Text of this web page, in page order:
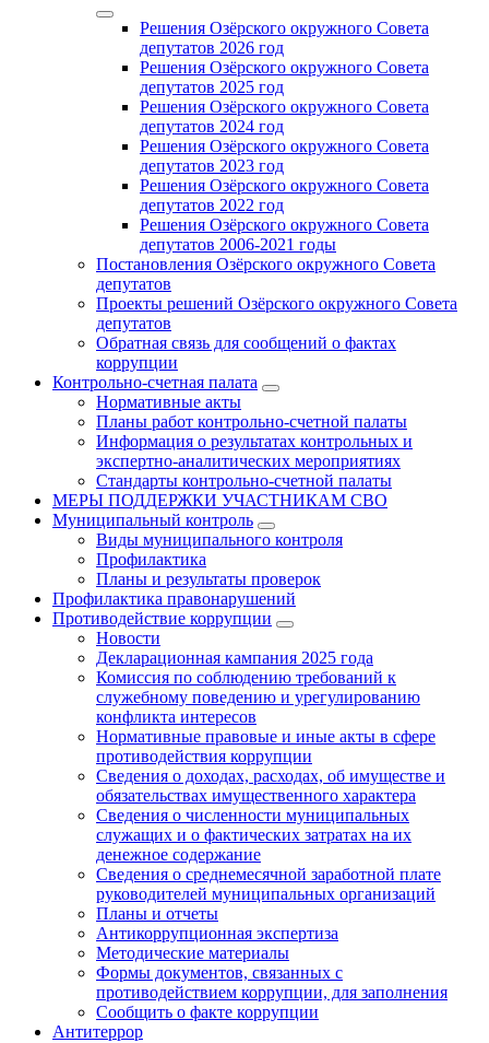
Решения Озёрского окружного Совета
депутатов 2026 год
Решения Озёрского окружного Совета
депутатов 2025 год
Решения Озёрского окружного Совета
депутатов 2024 год
Решения Озёрского окружного Совета
депутатов 2023 год
Решения Озёрского окружного Совета
депутатов 2022 год
Решения Озёрского окружного Совета
депутатов 2006-2021 годы
Постановления Озёрского окружного Совета
депутатов
Проекты решений Озёрского окружного Совета
депутатов
Обратная связь для сообщений о фактах
коррупции
Контрольно-счетная палата
Нормативные акты
Планы работ контрольно-счетной палаты
Информация о результатах контрольных и
экспертно-аналитических мероприятиях
Стандарты контрольно-счетной палаты
МЕРЫ ПОДДЕРЖКИ УЧАСТНИКАМ СВО
Муниципальный контроль
Виды муниципального контроля
Профилактика
Планы и результаты проверок
Профилактика правонарушений
Противодействие коррупции
Новости
Декларационная кампания 2025 года
Комиссия по соблюдению требований к
служебному поведению и урегулированию
конфликта интересов
Нормативные правовые и иные акты в сфере
противодействия коррупции
Сведения о доходах, расходах, об имуществе и
обязательствах имущественного характера
Сведения о численности муниципальных
служащих и о фактических затратах на их
денежное содержание
Сведения о среднемесячной заработной плате
руководителей муниципальных организаций
Планы и отчеты
Антикоррупционная экспертиза
Методические материалы
Формы документов, связанных с
противодействием коррупции, для заполнения
Сообщить о факте коррупции
Антитеррор